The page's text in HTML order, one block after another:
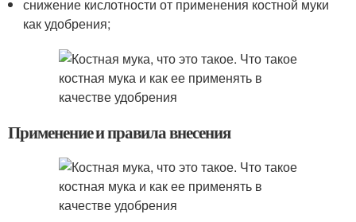
снижение кислотности от применения костной муки
как удобрения;
Применение и правила внесения